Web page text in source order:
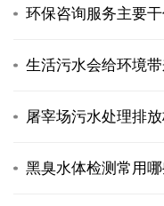
环保咨询服务主要干
生活污水会给环境带来
屠宰场污水处理排
黑臭水体检测常用哪